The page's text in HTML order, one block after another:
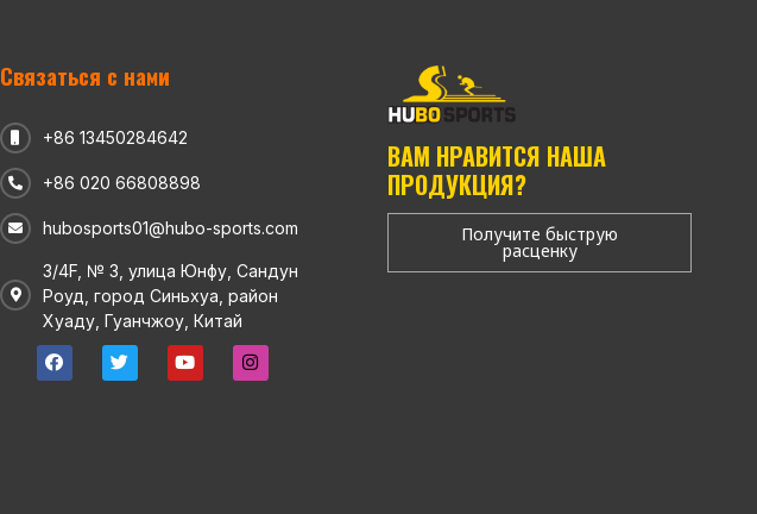
Связаться с нами
+86 13450284642
+86 020 66808898
hubosports01@hubo-sports.com
3/4F, № 3, улица Юнфу, Сандун
Роуд, город Синьхуа, район
Хуаду, Гуанчжоу, Китай
ВАМ НРАВИТСЯ НАША
ПРОДУКЦИЯ?
Получите быструю
расценку